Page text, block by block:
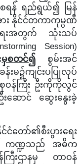
ရန် ရည်ရွယ်၍
မြန်
း နိုင်ငံတကာကုမ္ပဏီ
ေးအတွက် သုံးသပ်
Session)
မှစတင်၍
စွမ်းအင်
းမ၌ကျင်းပပြုလုပ်
စုဝန်ကြီး ဦးကိုကိုလွင်
ဆောင်
ဆွေးနွေးခဲ့
ငံတော်၏စီးပွားရေး
ကဏ္ဍသည် အဓိက
ြီးဌာနမှ တာဝန်